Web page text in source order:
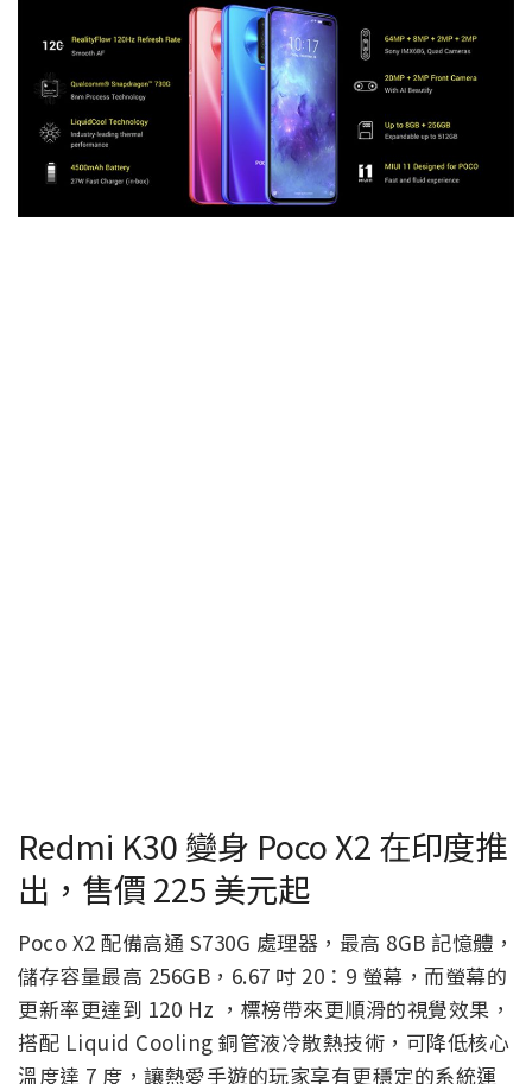
Redmi K30 變身 Poco X2 在印度推
出，售價 225 美元起
Poco X2 配備高通 S730G 處理器，最高 8GB 記憶體，
儲存容量最高 256GB，6.67 吋 20：9 螢幕，而螢幕的
更新率更達到 120 Hz ，標榜帶來更順滑的視覺效果，
搭配 Liquid Cooling 銅管液冷散熱技術，可降低核心
溫度達 7 度，讓熱愛手遊的玩家享有更穩定的系統運